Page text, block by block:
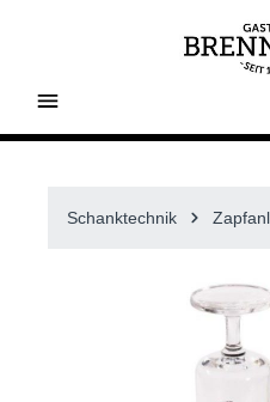
Schanktechnik
Bildergalerie überspringen